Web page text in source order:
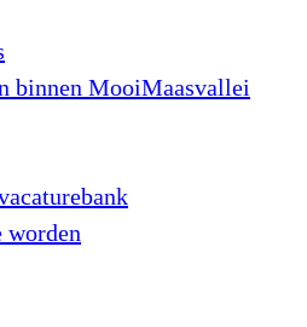
binnen MooiMaasvallei